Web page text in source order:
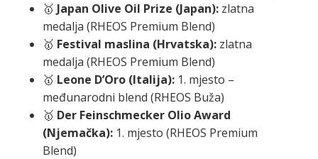
🥇 Japan Olive Oil Prize (Japan): zlatna
medalja (RHEOS Premium Blend)
🥇 Festival maslina (Hrvatska): zlatna
medalja (RHEOS Premium Blend)
🥇 Leone D’Oro (Italija): 1. mjesto –
međunarodni blend (RHEOS Buža)
🥇 Der Feinschmecker Olio Award
(Njemačka): 1. mjesto (RHEOS Premium
Blend)